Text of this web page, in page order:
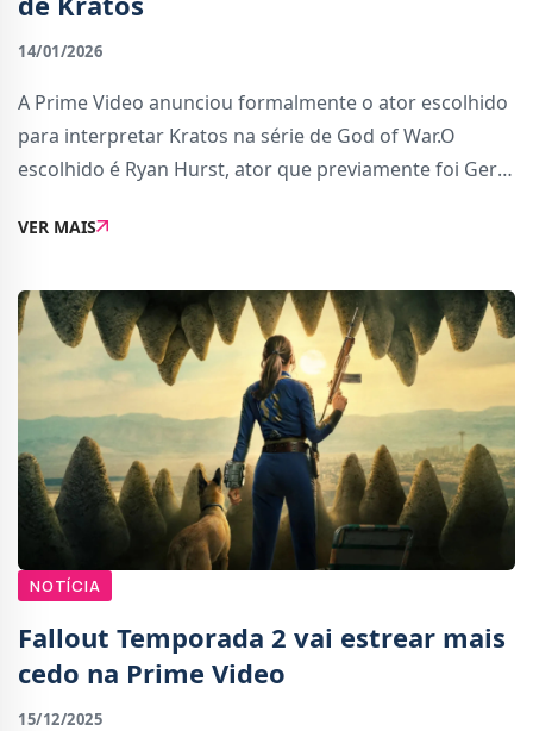
14/01/2026
A Prime Video anunciou formalmente o ator escolhido
para interpretar Kratos na série de God of War.O
escolhido é Ryan Hurst, ator que previamente foi Gerry
em &quot;Sons of Anarchy&quot;. Curios
VER MAIS
NOTÍCIA
Fallout Temporada 2 vai estrear mais
cedo na Prime Video
15/12/2025